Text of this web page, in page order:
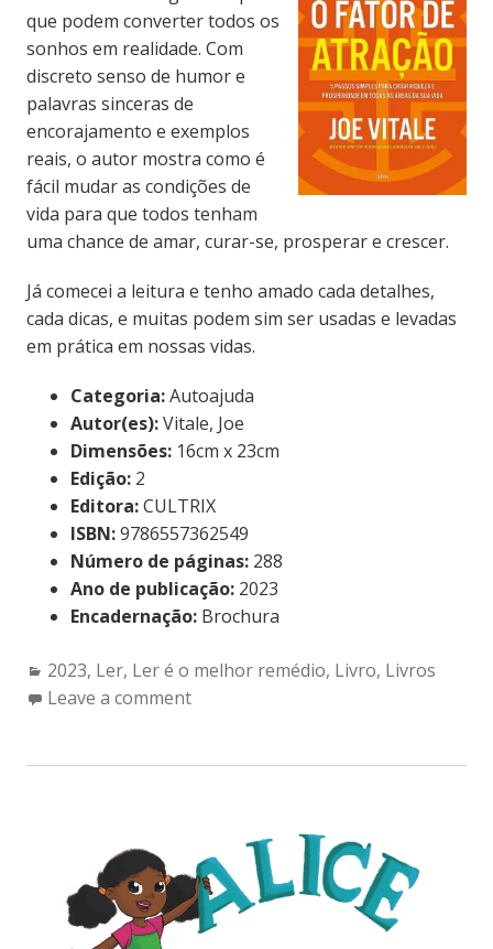
que podem converter todos os
sonhos em realidade. Com
discreto senso de humor e
palavras sinceras de
encorajamento e exemplos
reais, o autor mostra como é
fácil mudar as condições de
vida para que todos tenham
uma chance de amar, curar-se, prosperar e crescer.
Já comecei a leitura e tenho amado cada detalhes,
cada dicas, e muitas podem sim ser usadas e levadas
em prática em nossas vidas.
Categoria:Autoajuda
Autor(es):Vitale, Joe
Dimensões:16cm x 23cm
Edição:2
Editora:CULTRIX
ISBN:9786557362549
Número de páginas:288
Ano de publicação:2023
Encadernação:Brochura
Categories:
2023, Ler, Ler é o melhor remédio, Livro, Livros
Leave a comment